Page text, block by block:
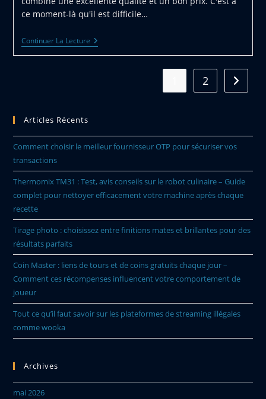
ce moment-là qu'il est difficile…
Continuer La LectureAchat
D’un
2 Aller à
Articles Récents
Comment choisir le meilleur fournisseur OTP pour sécuriser vos
transactions
Thermomix TM31 : Test, avis conseils sur le robot culinaire – Guide
complet pour nettoyer efficacement votre machine après chaque
recette
Tirage photo : choisissez entre finitions mates et brillantes pour des
résultats parfaits
Coin Master : liens de tours et de coins gratuits chaque jour –
Comment ces récompenses influencent votre comportement de
joueur
Tout ce qu’il faut savoir sur les plateformes de streaming illégales
comme wooka
Archives
mai 2026